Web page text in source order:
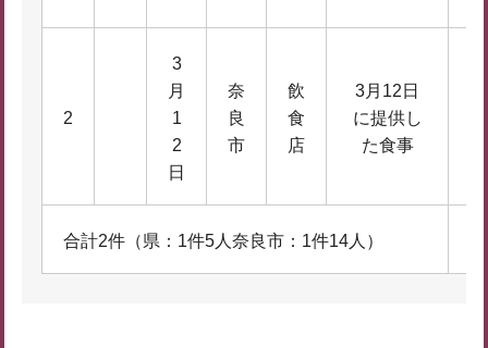
2
3
月
1
2
日
奈
良
市
飲
食
店
3月12日
に提供し
た食事
合計2件（県：1件5人奈良市：1件14人）